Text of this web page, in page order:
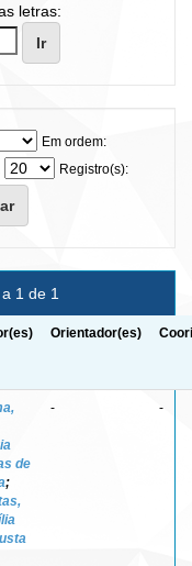
letras:
Em ordem:
Registro(s):
1 de 1
Orientador(es)
de
;
- -